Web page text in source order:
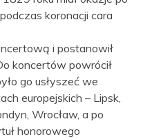
koronacji cara
i postanowił
koncertów powrócił
go usłyszeć we
europejskich – Lipsk,
Wrocław, a po
honorowego